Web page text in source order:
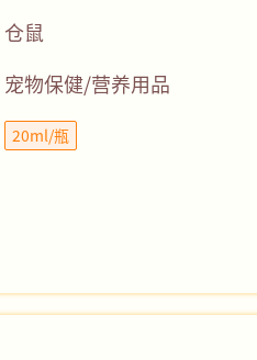
仓鼠
宠物保健/营养用品
20ml/瓶